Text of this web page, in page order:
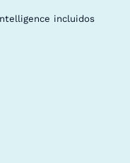
incluidos